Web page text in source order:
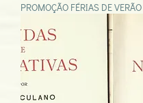
PROMOÇÃO FÉRIAS DE VERÃO